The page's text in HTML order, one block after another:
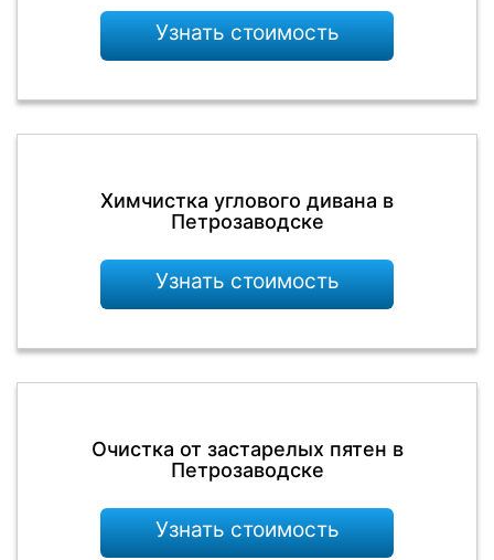
Узнать стоимость
Химчистка углового дивана в
Петрозаводске
Узнать стоимость
Очистка от застарелых пятен в
Петрозаводске
Узнать стоимость